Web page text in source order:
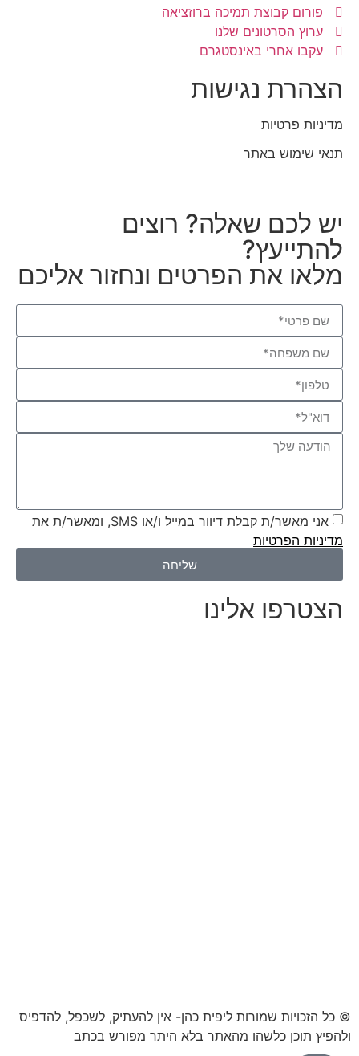
פורום קבוצת תמיכה ברוזציאה
ערוץ הסרטונים שלנו
עקבו אחרי באינסטגרם
הצהרת נגישות
מדיניות פרטיות
תנאי שימוש באתר
יש לכם שאלה? רוצים
להתייעץ?
מלאו את הפרטים ונחזור אליכם
אני מאשר/ת קבלת דיוור במייל ו/או SMS, ומאשר/ת את
מדיניות הפרטיות
שליחה
הצטרפו אלינו
© כל הזכויות שמורות ליפית כהן- אין להעתיק, לשכפל, להדפיס
ולהפיץ תוכן כלשהו מהאתר בלא היתר מפורש בכתב